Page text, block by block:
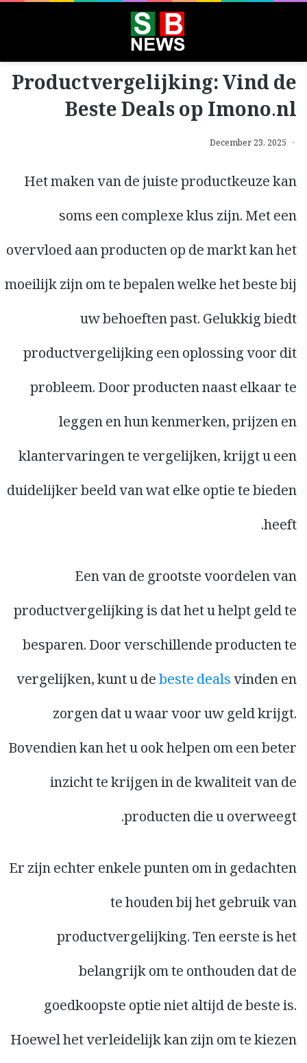
Productvergelijking: Vind de
Beste Deals op Imono.nl
December 23, 2025
Het maken van de juiste productkeuze kan
soms een complexe klus zijn. Met een
overvloed aan producten op de markt kan het
moeilijk zijn om te bepalen welke het beste bij
uw behoeften past. Gelukkig biedt
productvergelijking een oplossing voor dit
probleem. Door producten naast elkaar te
leggen en hun kenmerken, prijzen en
klantervaringen te vergelijken, krijgt u een
duidelijker beeld van wat elke optie te bieden
heeft.
Een van de grootste voordelen van
productvergelijking is dat het u helpt geld te
besparen. Door verschillende producten te
vergelijken, kunt u debeste dealsvinden en
zorgen dat u waar voor uw geld krijgt.
Bovendien kan het u ook helpen om een beter
inzicht te krijgen in de kwaliteit van de
producten die u overweegt.
Er zijn echter enkele punten om in gedachten
te houden bij het gebruik van
productvergelijking. Ten eerste is het
belangrijk om te onthouden dat de
goedkoopste optie niet altijd de beste is.
Hoewel het verleidelijk kan zijn om te kiezen